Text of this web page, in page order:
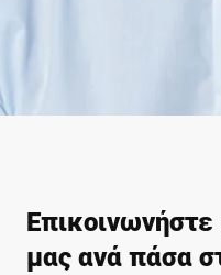
Επικοινωνήστε
μας ανά πάσα